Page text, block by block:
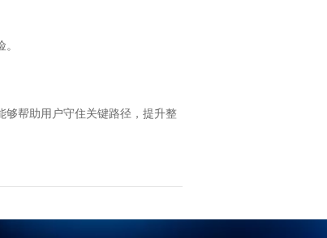
够帮助用户守住关键路径，提升整